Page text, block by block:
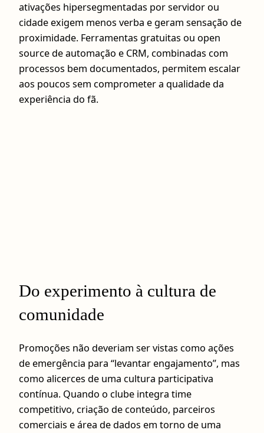
ativações hipersegmentadas por servidor ou
cidade exigem menos verba e geram sensação de
proximidade. Ferramentas gratuitas ou open
source de automação e CRM, combinadas com
processos bem documentados, permitem escalar
aos poucos sem comprometer a qualidade da
experiência do fã.
Do experimento à cultura de
comunidade
Promoções não deveriam ser vistas como ações
de emergência para “levantar engajamento”, mas
como alicerces de uma cultura participativa
contínua. Quando o clube integra time
competitivo, criação de conteúdo, parceiros
comerciais e área de dados em torno de uma